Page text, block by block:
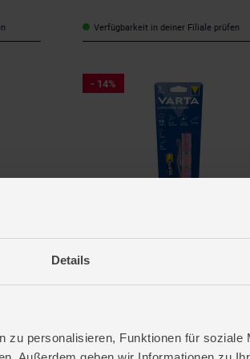
Details
zu personalisieren, Funktionen für soziale
Verfügbarkeit in deiner Filiale prüfen
-
- 14%
Varta - LED Taschenlampe -
- pink
5,99 €*